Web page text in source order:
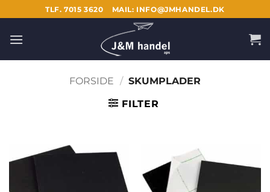
til
indhold
TLF. 7015 3620 MAIL: INFO@JMHANDEL.DK
FORSIDE / SKUMPLADER
FILTER